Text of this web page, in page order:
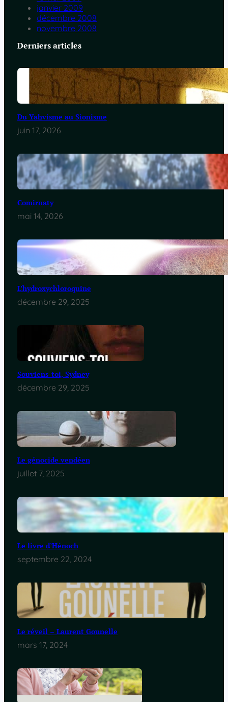
janvier 2009
décembre 2008
novembre 2008
Derniers articles
Du Yahvisme au Sionisme
juin 17, 2026
Comirnaty
mai 14, 2026
L’hydroxychloroquine
décembre 29, 2025
Souviens-toi, Sydney
décembre 29, 2025
Le génocide vendéen
juillet 7, 2025
Le livre d’Hénoch
septembre 22, 2024
Le réveil – Laurent Gounelle
mars 17, 2024